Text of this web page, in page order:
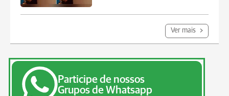
Ver mais
Participe de nossos
Grupos de Whatsapp